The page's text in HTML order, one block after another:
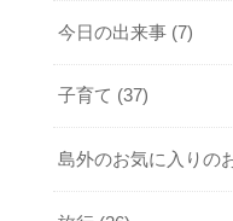
今日の出来事 (7)
子育て (37)
島外のお気に入りの